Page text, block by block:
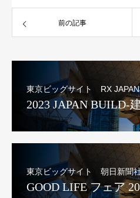
前の記事
東京ビッグサイト RX
2023 JAPAN BUILD-
東京ビッグサイト 朝日新聞
GOOD LIFE フェア